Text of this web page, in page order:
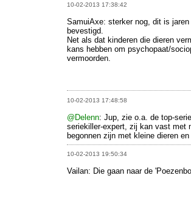
10-02-2013 17:38:42
SamuiAxe: sterker nog, dit is
bevestigd.
Net als dat kinderen die dieren
kans hebben om psychopaat/
vermoorden.
10-02-2013 17:48:58
@Delenn: Jup, zie o.a. de top-serie
seriekiller-expert, zij kan vast met
begonnen zijn met kleine dieren
10-02-2013 19:50:34
Vailan: Die gaan naar de